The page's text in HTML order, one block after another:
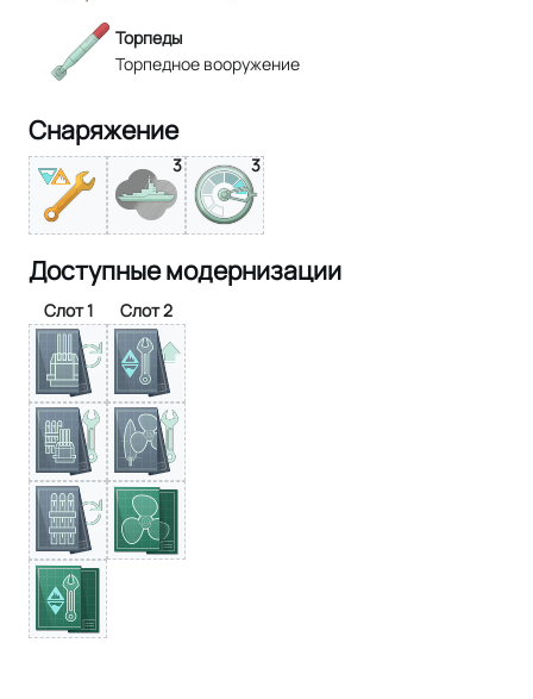
Торпеды
Торпедное вооружение
Снаряжение
3 3
Доступные модернизации
Слот 1 Слот 2